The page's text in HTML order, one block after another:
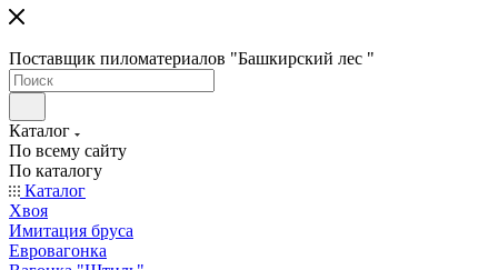
Поставщик пиломатериалов "Башкирский лес "
Каталог
По всему сайту
По каталогу
Каталог
Хвоя
Имитация бруса
Евровагонка